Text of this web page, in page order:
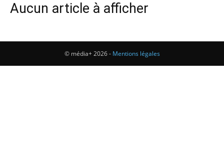
Aucun article à afficher
© média+ 2026 - Mentions légales